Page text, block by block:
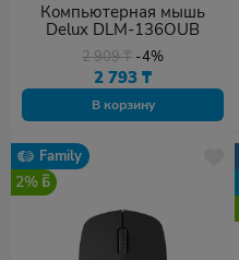
Компьютерная мышь
Delux DLM-136OUB
2 909₸ -4%
2 793₸
В корзину
Family
2%